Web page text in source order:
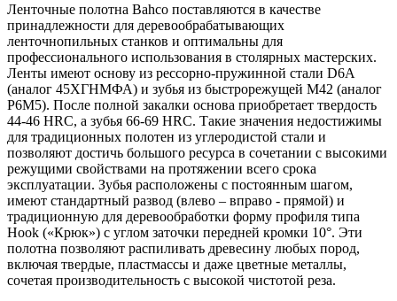
Ленточные полотна Bahco поставляются в качестве
принадлежности для деревообрабатывающих
ленточнопильных станков и оптимальны для
профессионального использования в столярных мастерских.
Ленты имеют основу из рессорно-пружинной стали D6A
(аналог 45ХГНМФА) и зубья из быстрорежущей М42 (аналог
Р6М5). После полной закалки основа приобретает твердость
44-46 HRC, а зубья 66-69 HRC. Такие значения недостижимы
для традиционных полотен из углеродистой стали и
позволяют достичь большого ресурса в сочетании с высокими
режущими свойствами на протяжении всего срока
эксплуатации. Зубья расположены с постоянным шагом,
имеют стандартный развод (влево – вправо - прямой) и
традиционную для деревообработки форму профиля типа
Hook («Крюк») с углом заточки передней кромки 10°. Эти
полотна позволяют распиливать древесину любых пород,
включая твердые, пластмассы и даже цветные металлы,
сочетая производительность с высокой чистотой реза.